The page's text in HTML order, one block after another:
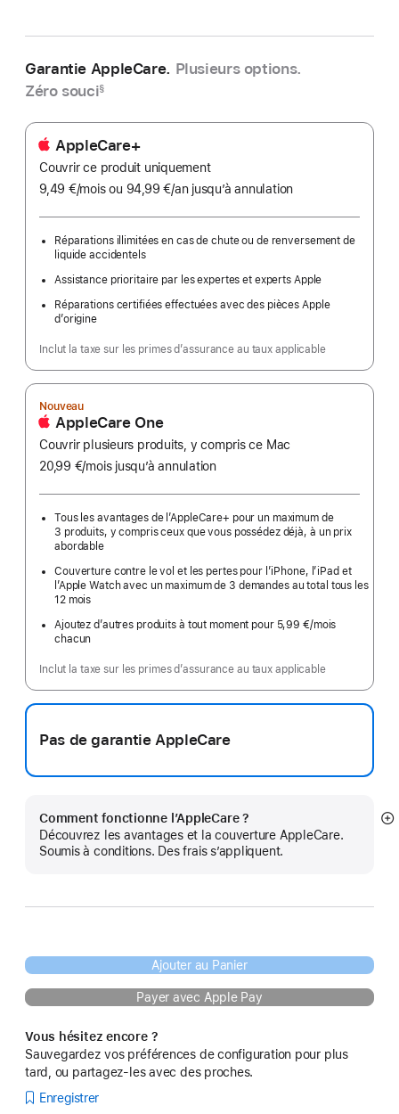
Garantie AppleCare. Plusieurs options.
Zéro souci§
AppleCare+
Couvrir ce produit uniquement
9,49 €/moispar
ou 94,99 €/an par
jusqu’à annulation
Réparations illimitées en cas de chute ou de renversement de
liquide accidentels
Assistance prioritaire par les expertes et experts Apple
Réparations certifiées effectuées avec des pièces Apple
d’origine
Inclut la taxe sur les primes d’assurance au taux applicable
Nouveau
AppleCare One
Couvrir plusieurs produits, y compris ce Mac
20,99 €/moispar
jusqu’à annulation
Tous les avantages de l’AppleCare+ pour un maximum de
3 produits, y compris ceux que vous possédez déjà, à un prix
abordable
Couverture contre le vol et les pertes pour l’iPhone, l’iPad et
l’Apple Watch avec un maximum de 3 demandes au total tous les
12 mois
Ajoutez d’autres produits à tout moment pour 5,99 €/mois
chacun
Inclut la taxe sur les primes d’assurance au taux applicable
Pas de garantie AppleCare
Comment fonctionne l’AppleCare ?
Découvrez les avantages et la couverture AppleCare.
Soumis à conditions. Des frais s’appliquent.
Ajouter au Panier
Payer avec Apple Pay
Vous hésitez encore ?
Sauvegardez vos préférences de configuration pour plus
tard, ou partagez-les avec des proches.
Enregistrer